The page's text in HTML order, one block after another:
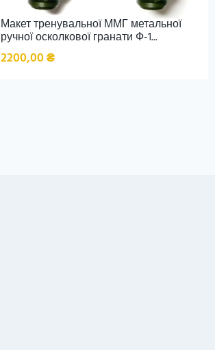
Макет тренувальної ММГ метальної
ручної осколкової гранати Ф-1...
2200,00₴